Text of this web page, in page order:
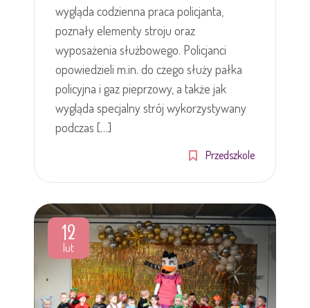
wygląda codzienna praca policjanta,
poznały elementy stroju oraz
wyposażenia służbowego. Policjanci
opowiedzieli m.in. do czego służy pałka
policyjna i gaz pieprzowy, a także jak
wygląda specjalny strój wykorzystywany
podczas […]
Przedszkole
12
lut